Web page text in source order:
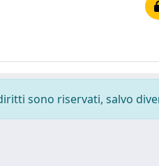
sono riservati, salvo